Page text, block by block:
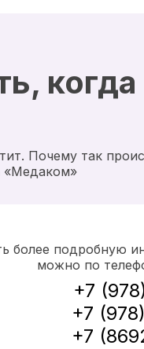
Почему так
«Медаком»
более подробную
можно по
+7
+7
+7